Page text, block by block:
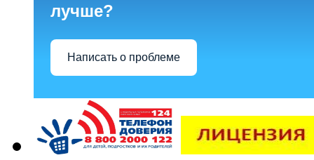
лучше?
Написать о проблеме